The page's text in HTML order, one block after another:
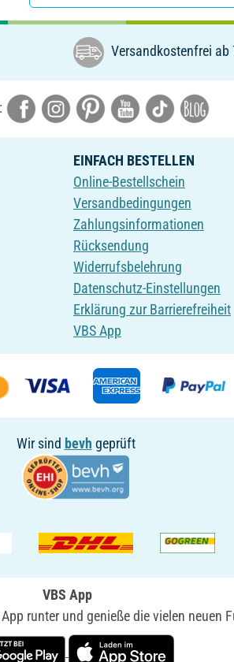
Versandkostenfrei ab
EINFACH BESTELLEN
Online-Bestellschein
Versandbedingungen
Zahlungsinformationen
Rücksendung
Widerrufsbelehrung
Datenschutz-Einstellungen
Erklärung zur Barrierefreiheit
VBS App
Wir sind bevh geprüft
VBS App
runter und genieße die vielen neuen